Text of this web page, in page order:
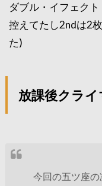
ダブル・イフェク
控えてたし2ndは2
た)
放課後クラ
今回の五ツ座